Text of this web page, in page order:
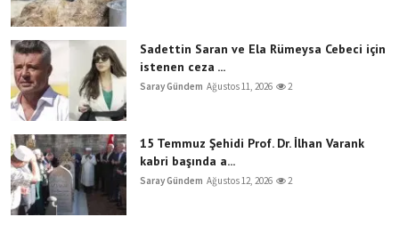
Sadettin Saran ve Ela Rümeysa Cebeci için
istenen ceza ...
Saray Gündem Ağustos 11, 2026 2
15 Temmuz Şehidi Prof. Dr. İlhan Varank
kabri başında a...
Saray Gündem Ağustos 12, 2026 2